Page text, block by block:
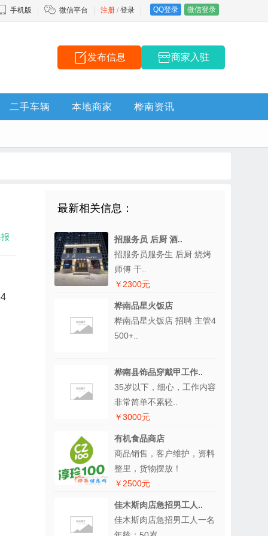
注册 / 登录 QQ登录 微信登录
手机版 微信平台
发布信息 商家入驻
二手车辆 本地商家 桦南资讯
最新相关信息：
招服务员 后厨 酒..
招服务员服务生 后厨 烧烤
师傅 干..
￥2300元
桦南品星火饭店
桦南品星火饭店 招聘 主管4
500+..
桦南县饰品穿戴甲工作..
35岁以下，细心，工作内容
非常简单不累轻..
￥3000元
有机食品商店
商品销售，客户维护，资料
整里，货物摆放！
￥2500元
佳木斯肉店急招男工人..
佳木斯肉店急招男工人一名